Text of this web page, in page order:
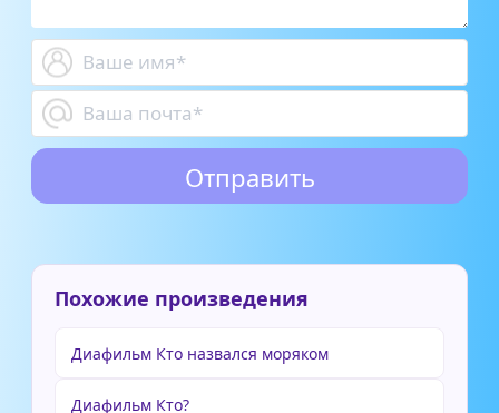
Похожие произведения
Диафильм Кто назвался моряком
Диафильм Кто?